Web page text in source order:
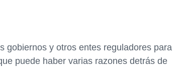
gobiernos y otros entes reguladores para
puede haber varias razones detrás de